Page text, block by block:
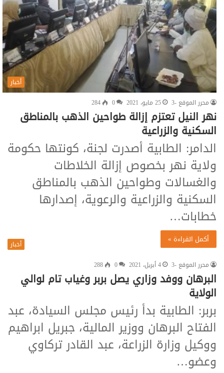
أخبار
محرر الموقع -3
25 مايو، 2021 0
284
نهر النيل تعتزم إزالة طواحين الذهب بالمناطق
السكنية والزراعية
الدامر: الطابية أصدرت لجنة، كونتها حكومة
ولاية نهر بخصوص إزالة الخلاطات
والغسالات وطواحين الذهب بالمناطق
السكنية والزراعية والرعوية، إصدارها
خطابات…
أكمل القراءة »
أخبار
محرر الموقع -3
4 أبريل، 2021 0
288
البرهان ووفد وزاري يصل بربر وغياب تام لوالي
الولاية
بربر: الطابية بدأ رئيس مجلس السيادة، عبد
الفتاح البرهان ووزير المالية، جبريل ابراهيم
ووكيل وزارة الزراعة، عبد القادر تركاوي
وعضو…